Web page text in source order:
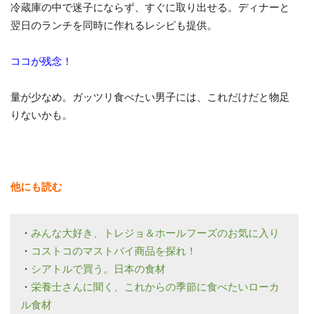
冷蔵庫の中で迷子にならず、すぐに取り出せる。ディナーと
翌日のランチを同時に作れるレシピも提供。
ココが残念！
量が少なめ。ガッツリ食べたい男子には、これだけだと物足
りないかも。
他にも読む
・ みんな大好き、トレジョ＆ホールフーズのお気に入り
・ コストコのマストバイ商品を探れ！
・ シアトルで買う。日本の食材
・ 栄養士さんに聞く、これからの季節に食べたいローカ
ル食材